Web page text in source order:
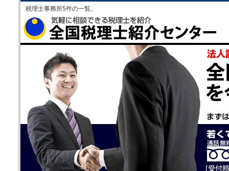
税理士事務所5件の一覧。